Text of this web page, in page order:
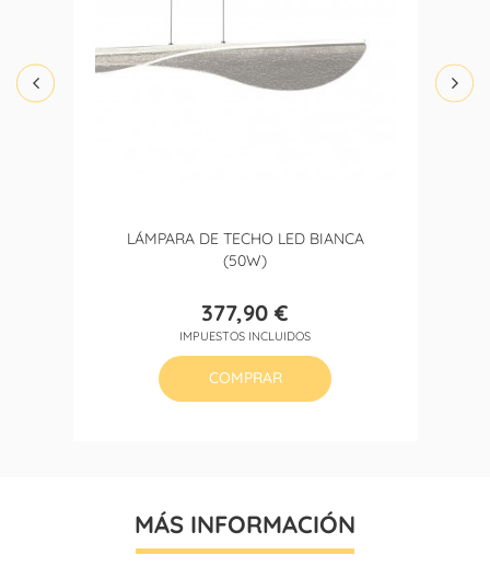
LÁMPARA DE TECHO LED BIANCA
(50W)
Precio
377,90 €
IMPUESTOS INCLUIDOS
COMPRAR
MÁS INFORMACIÓN